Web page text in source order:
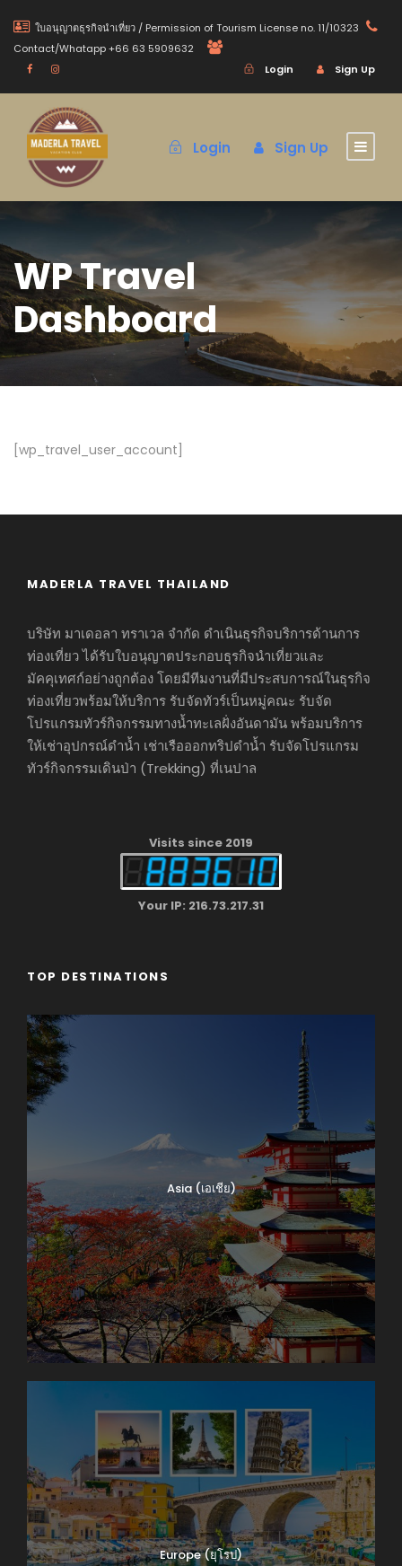
ใบอนุญาตธุรกิจนำเที่ยว / Permission of Tourism License no. 11/10323
Contact/Whatapp +66 63 5909632
Login
Sign Up
Login Sign Up
WP Travel
Dashboard
[wp_travel_user_account]
MADERLA TRAVEL THAILAND
บริษัท มาเดอลา ทราเวล จำกัด ดำเนินธุรกิจบริการด้านการ
ท่องเที่ยว ได้รับใบอนุญาตประกอบธุรกิจนำเที่ยวและ
มัคคุเทศก์อย่างถูกต้อง โดยมีทีมงานที่มีประสบการณ์ในธุรกิจ
ท่องเที่ยวพร้อมให้บริการ รับจัดทัวร์เป็นหมู่คณะ รับจัด
โปรแกรมทัวร์กิจกรรมทางน้ำทะเลฝั่งอันดามัน พร้อมบริการ
ให้เช่าอุปกรณ์ดำน้ำ เช่าเรือออกทริปดำน้ำ รับจัดโปรแกรม
ทัวร์กิจกรรมเดินป่า (Trekking) ที่เนปาล
Visits since 2019
Your IP: 216.73.217.31
TOP DESTINATIONS
Asia (เอเชีย)
Europe (ยุโรป)